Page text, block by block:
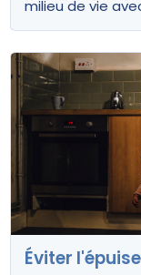
milieu de vie
Éviter